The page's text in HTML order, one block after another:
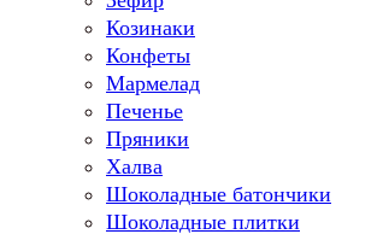
Козинаки
Конфеты
Мармелад
Печенье
Пряники
Халва
Шоколадные батончики
Шоколадные плитки